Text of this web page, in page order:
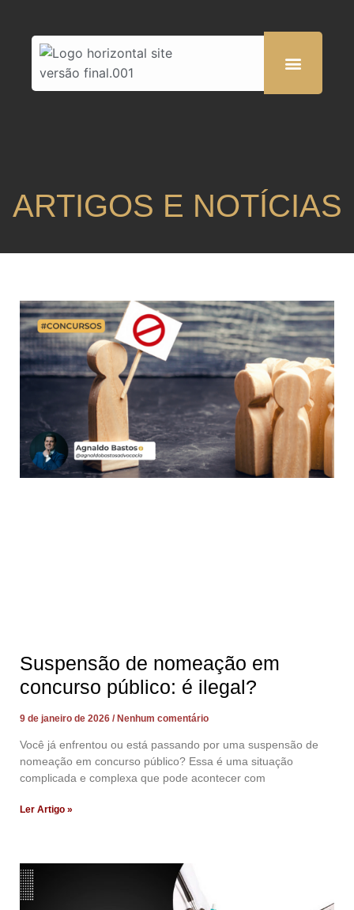
ARTIGOS E NOTÍCIAS
Suspensão de nomeação em
concurso público: é ilegal?
9 de janeiro de 2026 Nenhum comentário
Você já enfrentou ou está passando por uma suspensão de
nomeação em concurso público? Essa é uma situação
complicada e complexa que pode acontecer com
Ler Artigo »